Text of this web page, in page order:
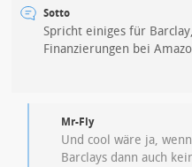
Sotto
Spricht einiges für
Finanzierungen bei
Mr-Fly
Und cool wäre ja,
Barclays dann auch